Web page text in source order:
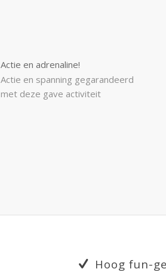
Actie en adrenaline!
Actie en spanning gegarandeerd
met deze gave activiteit
Hoog fun-